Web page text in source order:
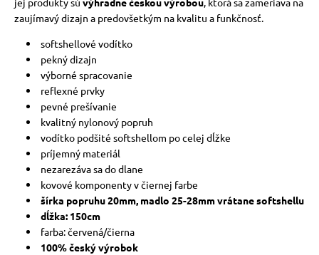
zaujímavý dizajn a predovšetkým na kvalitu a funkčnosť.
softshellové vodítko
pekný dizajn
výborné spracovanie
reflexné prvky
pevné prešívanie
kvalitný nylonový popruh
vodítko podšité softshellom po celej dĺžke
príjemný materiál
nezarezáva sa do dlane
kovové komponenty v čiernej farbe
šírka popruhu 20mm, madlo 25-28mm vrátane softshellu
dĺžka: 150cm
farba: červená/čierna
100% český výrobok